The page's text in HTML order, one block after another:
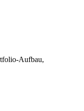
Aufbau,